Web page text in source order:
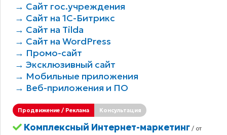
→ Сайт гос.учреждения
→ Сайт на 1С-Битрикс
→ Сайт на Tilda
→ Сайт на WordPress
→ Промо-сайт
→ Эксклюзивный сайт
→ Мобильные приложения
→ Веб-приложения и ПО
Продвижение / Реклама Консультация
Комплексный Интернет-маркетинг/ от